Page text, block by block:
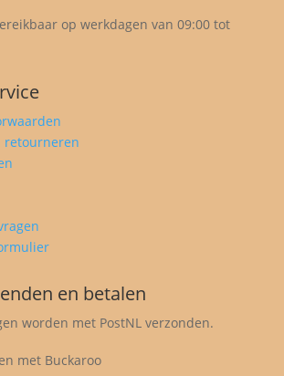
op werkdagen van 09:00 tot
retourneren
en betalen
worden met PostNL verzonden.